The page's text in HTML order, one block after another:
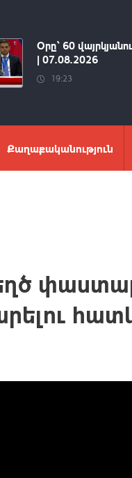
Օրը՝ 60
| 07.08.2026
19:23
Քաղաքականություն